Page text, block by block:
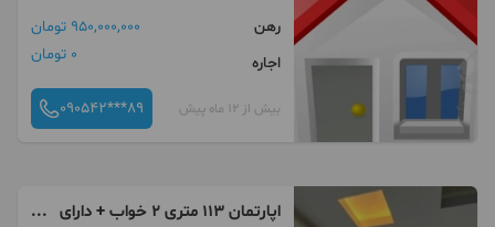
رهن
950,000,000 تومان
اجاره
0 تومان
بیش از 12 ماه پیش 090542***89
اپارتمان ۱۱۳ متری ۲ خواب + دارای